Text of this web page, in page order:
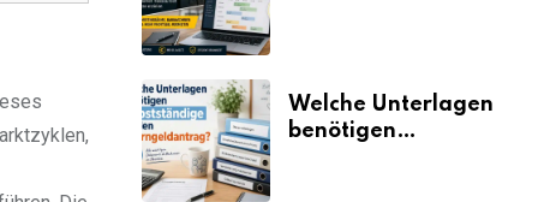
Umsätze machen
Welche Unterlagen
benötigen